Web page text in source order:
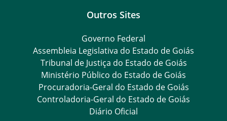
Outros Sites
Governo Federal
Assembleia Legislativa do Estado de Goiás
Tribunal de Justiça do Estado de Goiás
Ministério Público do Estado de Goiás
Procuradoria-Geral do Estado de Goiás
Controladoria-Geral do Estado de Goiás
Diário Oficial